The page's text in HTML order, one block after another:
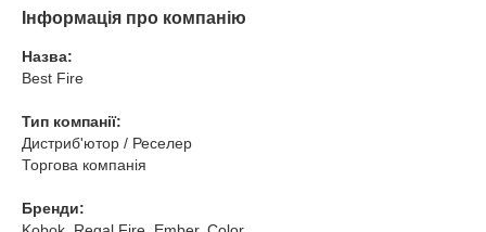
Інформація про компанію
Назва:
Best Fire
Тип компанії:
Дистриб'ютор / Реселер
Торгова компанія
Бренди: